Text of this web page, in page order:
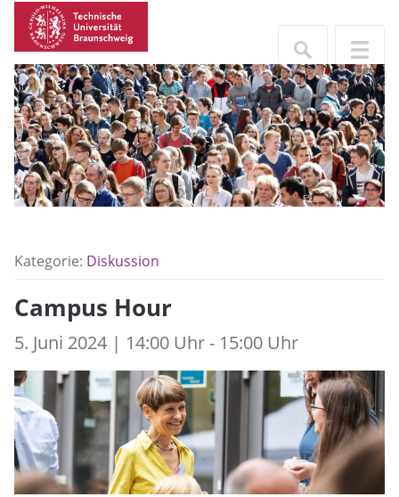
Kategorie: Diskussion
Campus Hour
5. Juni 2024 | 14:00 Uhr - 15:00 Uhr